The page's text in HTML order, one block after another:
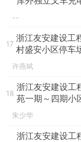
--
17
浙江友安建设工
村盛安小区停车
许燕斌
18
浙江友安建设工
苑一期～四期小
朱少华
浙江友安建设工